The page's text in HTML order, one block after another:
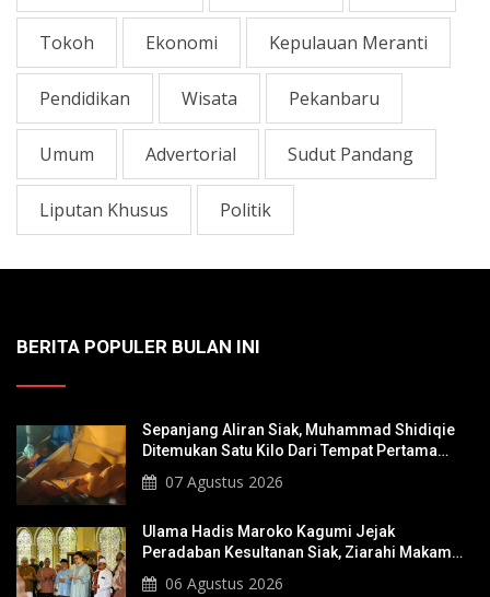
Tokoh Ekonomi Kepulauan Meranti
Pendidikan Wisata Pekanbaru
Umum Advertorial Sudut Pandang
Liputan Khusus Politik
BERITA POPULER BULAN INI
Sepanjang Aliran Siak, Muhammad Shidiqie
Ditemukan Satu Kilo Dari Tempat Pertama
Tenggelam
07 Agustus 2026
Ulama Hadis Maroko Kagumi Jejak
Peradaban Kesultanan Siak, Ziarahi Makam
Sultan Hingga Pendiri Pekanbaru
06 Agustus 2026